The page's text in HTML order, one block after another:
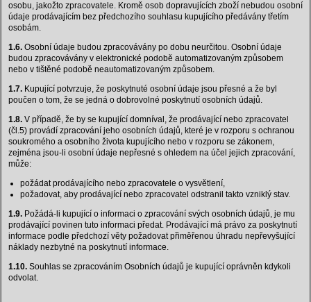
osobu, jakožto zpracovatele. Kromě osob dopravujících zboží nebudou osobní
údaje prodávajícím bez předchozího souhlasu kupujícího předávány třetím
osobám.
1.6. Osobní údaje budou zpracovávány po dobu neurčitou. Osobní údaje
budou zpracovávány v elektronické podobě automatizovaným způsobem
nebo v tištěné podobě neautomatizovaným způsobem.
1.7. Kupující potvrzuje, že poskytnuté osobní údaje jsou přesné a že byl
poučen o tom, že se jedná o dobrovolné poskytnutí osobních údajů.
1.8. V případě, že by se kupující domníval, že prodávající nebo zpracovatel
(čl.5) provádí zpracování jeho osobních údajů, které je v rozporu s ochranou
soukromého a osobního života kupujícího nebo v rozporu se zákonem,
zejména jsou-li osobní údaje nepřesné s ohledem na účel jejich zpracování,
může:
požádat prodávajícího nebo zpracovatele o vysvětlení,
požadovat, aby prodávající nebo zpracovatel odstranil takto vzniklý stav.
1.9. Požádá-li kupující o informaci o zpracování svých osobních údajů, je mu
prodávající povinen tuto informaci předat. Prodávající má právo za poskytnutí
informace podle předchozí věty požadovat přiměřenou úhradu nepřevyšující
náklady nezbytné na poskytnutí informace.
1.10. Souhlas se zpracováním Osobních údajů je kupující oprávněn kdykoli
odvolat.